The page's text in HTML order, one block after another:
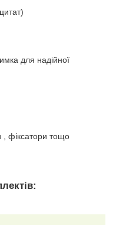
для надійної
, фіксатори тощо